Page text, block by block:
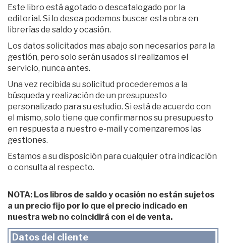
Este libro está agotado o descatalogado por la
editorial. Si lo desea podemos buscar esta obra en
librerías de saldo y ocasión.
Los datos solicitados mas abajo son necesarios para la
gestión, pero solo serán usados si realizamos el
servicio, nunca antes.
Una vez recibida su solicitud procederemos a la
búsqueda y realización de un presupuesto
personalizado para su estudio. Si está de acuerdo con
el mismo, solo tiene que confirmarnos su presupuesto
en respuesta a nuestro e-mail y comenzaremos las
gestiones.
Estamos a su disposición para cualquier otra indicación
o consulta al respecto.
NOTA: Los libros de saldo y ocasión no están sujetos
a un precio fijo por lo que el precio indicado en
nuestra web no coincidirá con el de venta.
Datos del cliente